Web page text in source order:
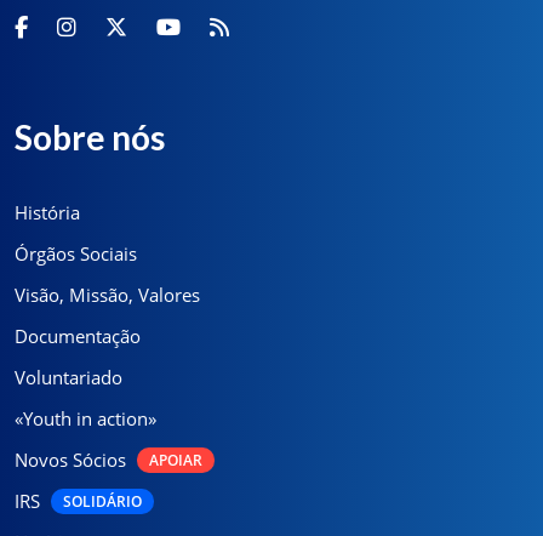
Sobre nós
História
Órgãos Sociais
Visão, Missão, Valores
Documentação
Voluntariado
«Youth in action»
Novos Sócios
APOIAR
IRS SOLIDÁRIO